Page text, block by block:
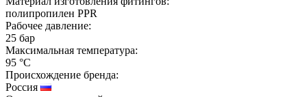
полипропилен PPR
Рабочее давление:
25 бар
Максимальная температура:
95 °C
Происхождение бренда:
Россия